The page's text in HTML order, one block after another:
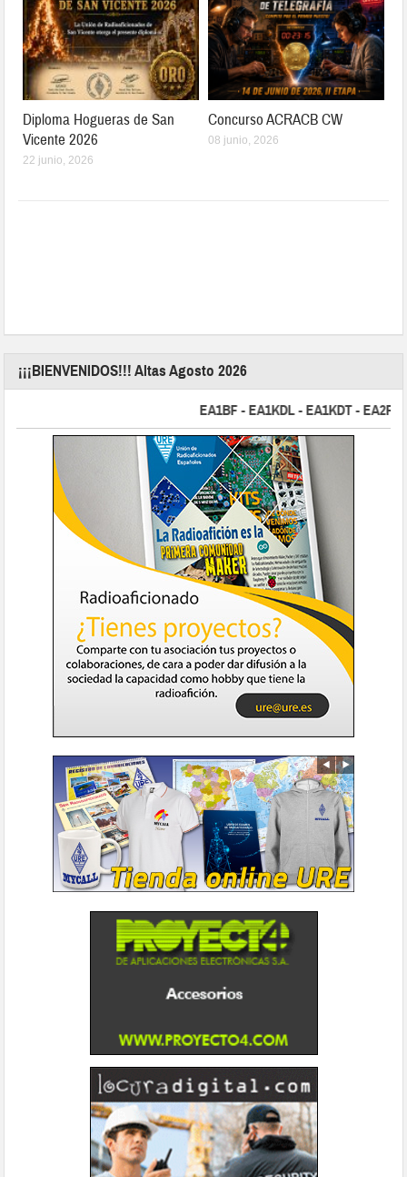
Diploma Hogueras de San
Vicente 2026
22 junio, 2026
Concurso ACRACB CW
08 junio, 2026
¡¡¡BIENVENIDOS!!! Altas Agosto 2026
EA1BF - EA1KDL - EA1KDT - EA2FBJ